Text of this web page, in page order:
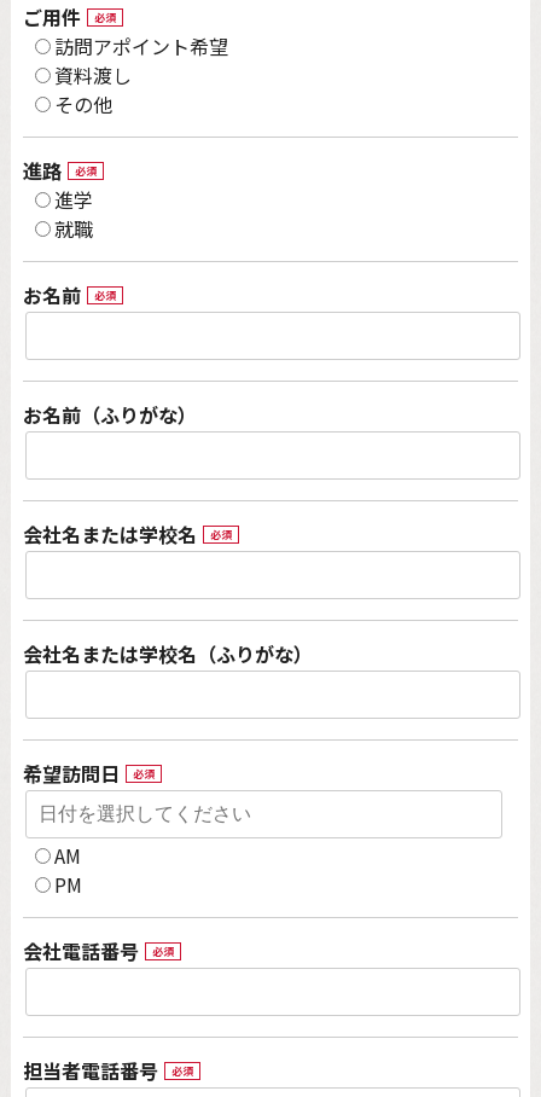
ご用件 必須
訪問アポイント希望
資料渡し
その他
進路 必須
進学
就職
お名前 必須
お名前（ふりがな）
会社名または学校名 必須
会社名または学校名（ふりがな）
希望訪問日 必須
AM
PM
会社電話番号 必須
担当者電話番号 必須